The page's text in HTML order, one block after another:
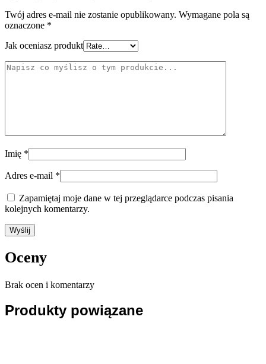
Twój adres e-mail nie zostanie opublikowany. Wymagane pola są
oznaczone *
Jak oceniasz produkt
Imię *
Adres e-mail *
Zapamiętaj moje dane w tej przeglądarce podczas pisania
kolejnych komentarzy.
Oceny
Brak ocen i komentarzy
Produkty powiązane